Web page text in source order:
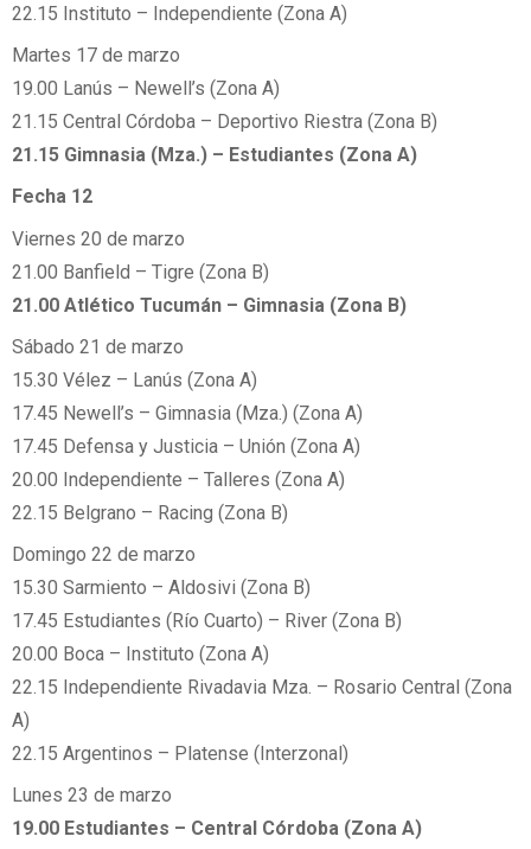
22.15 Instituto – Independiente (Zona A)
Martes 17 de marzo
19.00 Lanús – Newell’s (Zona A)
21.15 Central Córdoba – Deportivo Riestra (Zona B)
21.15 Gimnasia (Mza.) – Estudiantes (Zona A)
Fecha 12
Viernes 20 de marzo
21.00 Banfield – Tigre (Zona B)
21.00 Atlético Tucumán – Gimnasia (Zona B)
Sábado 21 de marzo
15.30 Vélez – Lanús (Zona A)
17.45 Newell’s – Gimnasia (Mza.) (Zona A)
17.45 Defensa y Justicia – Unión (Zona A)
20.00 Independiente – Talleres (Zona A)
22.15 Belgrano – Racing (Zona B)
Domingo 22 de marzo
15.30 Sarmiento – Aldosivi (Zona B)
17.45 Estudiantes (Río Cuarto) – River (Zona B)
20.00 Boca – Instituto (Zona A)
22.15 Independiente Rivadavia Mza. – Rosario Central (Zona
A)
22.15 Argentinos – Platense (Interzonal)
Lunes 23 de marzo
19.00 Estudiantes – Central Córdoba (Zona A)